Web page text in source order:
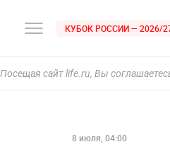
КУБОК РОССИИ — 2026/
Посещая сайт life.ru, Вы
8 июля, 04:00